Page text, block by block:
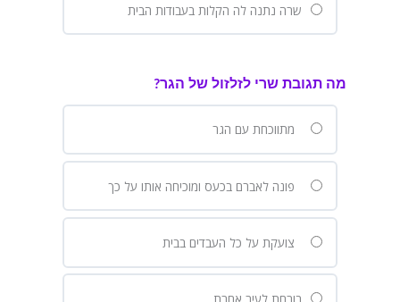
שרה נתנה לה הקלות בעבודות הבית
מה תגובת שרי לזלזול של הגר?
מתווכחת עם הגר
פונה לאברם בכעס ומוכיחה אותו על כך
צועקת על כל העבדים בבית